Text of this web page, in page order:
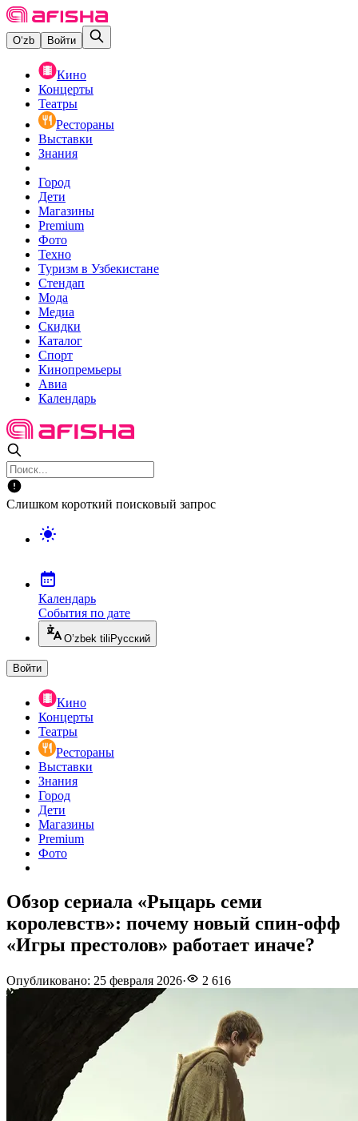
O‘zb Войти
Кино
Концерты
Театры
Рестораны
Выставки
Знания
Город
Дети
Магазины
Premium
Фото
Техно
Туризм в Узбекистане
Стендап
Мода
Медиа
Скидки
Каталог
Спорт
Кинопремьеры
Авиа
Календарь
Слишком короткий поисковый запрос
Календарь
События по дате
O’zbek tili Русский
Войти
Кино
Концерты
Театры
Рестораны
Выставки
Знания
Город
Дети
Магазины
Premium
Фото
Обзор сериала «Рыцарь семи
королевств»: почему новый спин-офф
«Игры престолов» работает иначе?
Опубликовано: 25 февраля 2026· 2 616